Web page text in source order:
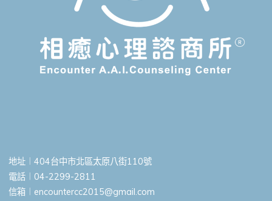
地址︱404台中市北區太原八街110號
電話︱04-2299-2811
信箱︱ encountercc2015@gmail.com